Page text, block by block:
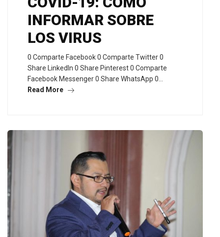
INFORMAR SOBRE
LOS VIRUS
0 Comparte Facebook 0 Comparte Twitter 0
Share LinkedIn 0 Share Pinterest 0 Comparte
Facebook Messenger 0 Share WhatsApp 0…
Read More